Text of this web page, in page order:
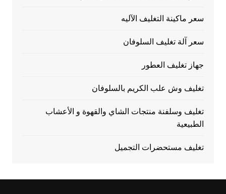
سعر ماكينة التغليف الآليه
سعر آلة تغليف السلوفان
جهاز تغليف العطور
تغليف وش علب الكريم بالسلوفان
تغليف وسلفنة منتجات الشاي والقهوة و الأعشاب
الطبيعية
تغليف مستحضرات التجميل